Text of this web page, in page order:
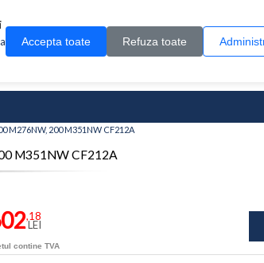
Accepta toate Refuza toate
M276NW, 200 M351NW CF212A
M351NW CF212A
,18
LEI
contine TVA